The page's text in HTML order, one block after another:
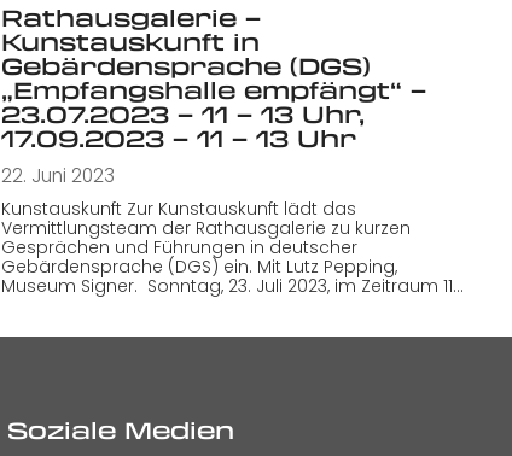
Rathausgalerie –
Kunstauskunft in
Gebärdensprache (DGS)
„Empfangshalle empfängt“ –
23.07.2023 – 11 – 13 Uhr,
17.09.2023 – 11 – 13 Uhr
22. Juni 2023
Kunstauskunft Zur Kunstauskunft lädt das
Vermittlungsteam der Rathausgalerie zu kurzen
Gesprächen und Führungen in deutscher
Gebärdensprache (DGS) ein. Mit Lutz Pepping,
Museum Signer. Sonntag, 23. Juli 2023, im Zeitraum 11…
Soziale Medien